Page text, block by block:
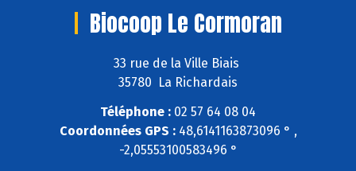
Biocoop Le Cormoran
33 rue de la Ville Biais
35780 La Richardais
Téléphone : 02 57 64 08 04
Coordonnées GPS :48,6141163873096 ° ,
-2,05553100583496 °